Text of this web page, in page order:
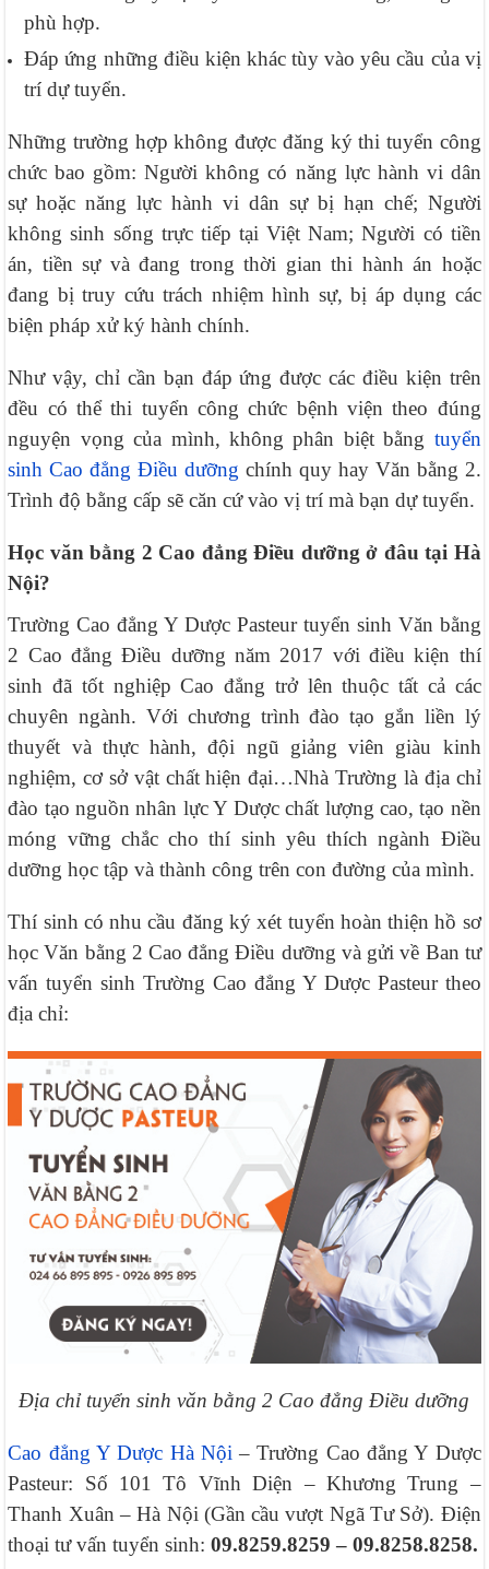
phù hợp.
Đáp ứng những điều kiện khác tùy vào yêu cầu của vị
trí dự tuyển.
Những trường hợp không được đăng ký thi tuyển công
chức bao gồm: Người không có năng lực hành vi dân
sự hoặc năng lực hành vi dân sự bị hạn chế; Người
không sinh sống trực tiếp tại Việt Nam; Người có tiền
án, tiền sự và đang trong thời gian thi hành án hoặc
đang bị truy cứu trách nhiệm hình sự, bị áp dụng các
biện pháp xử ký hành chính.
Như vậy, chỉ cần bạn đáp ứng được các điều kiện trên
đều có thể thi tuyển công chức bệnh viện theo đúng
nguyện vọng của mình, không phân biệt bằng tuyển
sinh Cao đẳng Điều dưỡng chính quy hay Văn bằng 2.
Trình độ bằng cấp sẽ căn cứ vào vị trí mà bạn dự tuyển.
Học văn bằng 2 Cao đẳng Điều dưỡng ở đâu tại Hà
Nội?
Trường Cao đẳng Y Dược Pasteur tuyển sinh Văn bằng
2 Cao đẳng Điều dưỡng năm 2017 với điều kiện thí
sinh đã tốt nghiệp Cao đẳng trở lên thuộc tất cả các
chuyên ngành. Với chương trình đào tạo gắn liền lý
thuyết và thực hành, đội ngũ giảng viên giàu kinh
nghiệm, cơ sở vật chất hiện đại…Nhà Trường là địa chỉ
đào tạo nguồn nhân lực Y Dược chất lượng cao, tạo nền
móng vững chắc cho thí sinh yêu thích ngành Điều
dưỡng học tập và thành công trên con đường của mình.
Thí sinh có nhu cầu đăng ký xét tuyển hoàn thiện hồ sơ
học Văn bằng 2 Cao đẳng Điều dưỡng và gửi về Ban tư
vấn tuyển sinh Trường Cao đẳng Y Dược Pasteur theo
địa chỉ:
Địa chỉ tuyển sinh văn bằng 2 Cao đẳng Điều dưỡng
Cao đẳng Y Dược Hà Nội – Trường Cao đẳng Y Dược
Pasteur: Số 101 Tô Vĩnh Diện – Khương Trung –
Thanh Xuân – Hà Nội (Gần cầu vượt Ngã Tư Sở). Điện
thoại tư vấn tuyển sinh:09.8259.8259 – 09.8258.8258.